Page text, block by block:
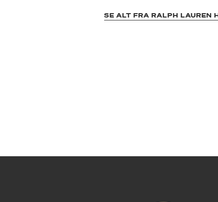
SE ALT FRA RALPH LAUREN